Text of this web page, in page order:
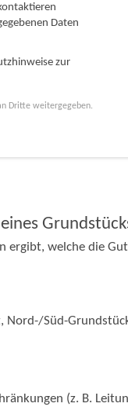
Daten
zur
Dritte weitergegeben.
ergibt, welche die
Nord-/Süd-
(z. B.